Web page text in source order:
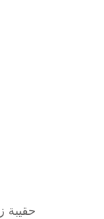
حقيبة